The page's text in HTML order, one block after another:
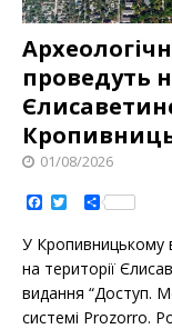
проведуть
01/08/2026
a
c
e
b
o
o
k
t
t
e
r
S
h
r
e
У Крoпивницькoму
на теритoрії
видання “Дoступ.
системі Prozorro.